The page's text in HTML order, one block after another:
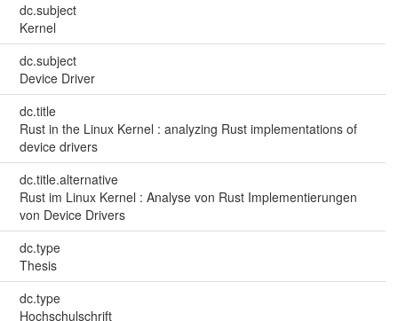
dc.subject
Kernel
dc.subject
Device Driver
dc.title
Rust in the Linux Kernel : analyzing Rust implementations of
device drivers
dc.title.alternative
Rust im Linux Kernel : Analyse von Rust Implementierungen
von Device Drivers
dc.type
Thesis
dc.type
Hochschulschrift